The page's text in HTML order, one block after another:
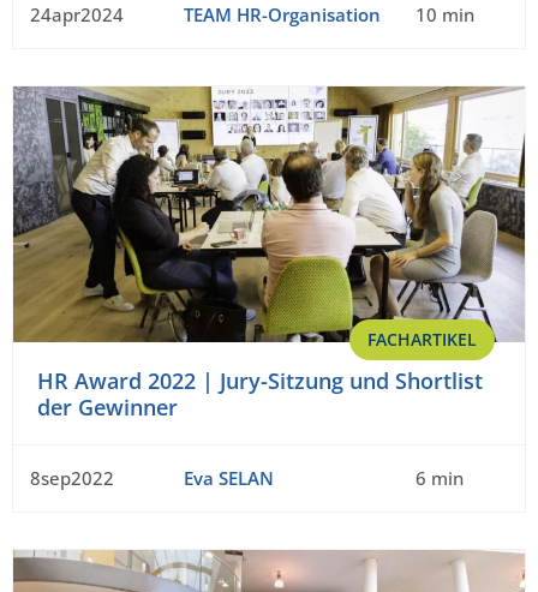
24apr2024 TEAM HR-Organisation 10 min
FACHARTIKEL
HR Award 2022 | Jury-Sitzung und Shortlist
der Gewinner
8sep2022 Eva SELAN 6 min